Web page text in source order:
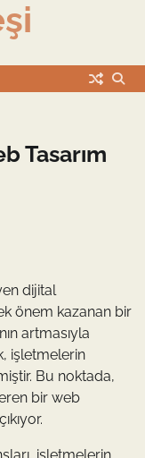
Tasarım
dijital
önem kazanan bir
artmasıyla
işletmelerin
Bu noktada,
bir web